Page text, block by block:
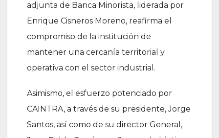
adjunta de Banca Minorista, liderada por
Enrique Cisneros Moreno, reafirma el
compromiso de la institución de
mantener una cercanía territorial y
operativa con el sector industrial.
Asimismo, el esfuerzo potenciado por
CAINTRA, a través de su presidente, Jorge
Santos, así como de su director General,